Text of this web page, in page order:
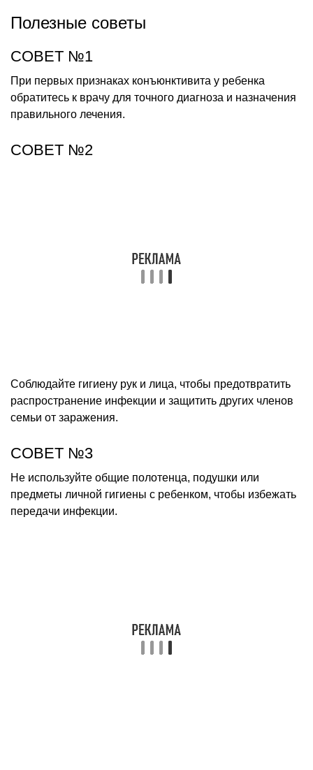
Полезные советы
СОВЕТ №1
При первых признаках конъюнктивита у ребенка
обратитесь к врачу для точного диагноза и назначения
правильного лечения.
СОВЕТ №2
Соблюдайте гигиену рук и лица, чтобы предотвратить
распространение инфекции и защитить других членов
семьи от заражения.
СОВЕТ №3
Не используйте общие полотенца, подушки или
предметы личной гигиены с ребенком, чтобы избежать
передачи инфекции.